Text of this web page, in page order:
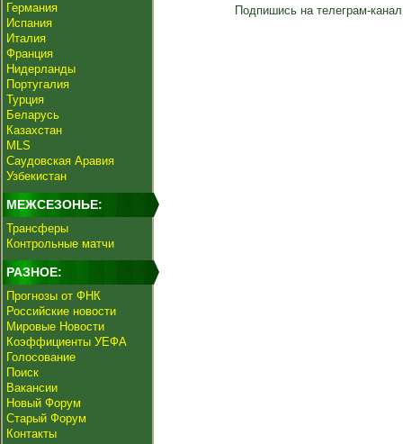
Германия
Испания
Италия
Франция
Нидерланды
Португалия
Турция
Беларусь
Казахстан
MLS
Саудовская Аравия
Узбекистан
МЕЖСЕЗОНЬЕ:
Трансферы
Контрольные матчи
РАЗНОЕ:
Прогнозы от ФНК
Российские новости
Мировые Новости
Коэффициенты УЕФА
Голосование
Поиск
Вакансии
Новый Форум
Старый Форум
Контакты
Подпишись на телеграм-